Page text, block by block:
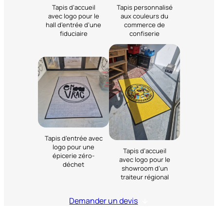
Tapis d’accueil
avec logo pour le
hall d’entrée d’une
fiduciaire
Tapis personnalisé
aux couleurs du
commerce de
confiserie
Tapis d’entrée avec
logo pour une
épicerie zéro-
déchet
Tapis d’accueil
avec logo pour le
showroom d’un
traiteur régional
Demander un devis